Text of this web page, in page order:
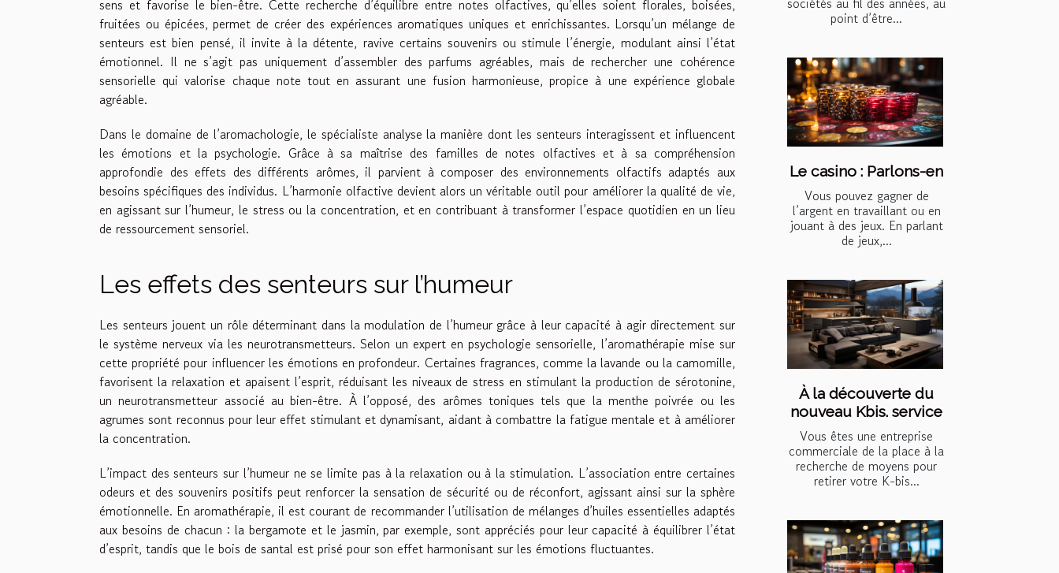
sens et favorise le bien-être. Cette recherche d’équilibre entre notes olfactives, qu’elles soient florales, boisées,
fruitées ou épicées, permet de créer des expériences aromatiques uniques et enrichissantes. Lorsqu’un mélange de
senteurs est bien pensé, il invite à la détente, ravive certains souvenirs ou stimule l’énergie, modulant ainsi l’état
émotionnel. Il ne s’agit pas uniquement d’assembler des parfums agréables, mais de rechercher une cohérence
sensorielle qui valorise chaque note tout en assurant une fusion harmonieuse, propice à une expérience globale
agréable.
Dans le domaine de l’aromachologie, le spécialiste analyse la manière dont les senteurs interagissent et influencent
les émotions et la psychologie. Grâce à sa maîtrise des familles de notes olfactives et à sa compréhension
approfondie des effets des différents arômes, il parvient à composer des environnements olfactifs adaptés aux
besoins spécifiques des individus. L’harmonie olfactive devient alors un véritable outil pour améliorer la qualité de vie,
en agissant sur l’humeur, le stress ou la concentration, et en contribuant à transformer l’espace quotidien en un lieu
de ressourcement sensoriel.
Les effets des senteurs sur l’humeur
Les senteurs jouent un rôle déterminant dans la modulation de l’humeur grâce à leur capacité à agir directement sur
le système nerveux via les neurotransmetteurs. Selon un expert en psychologie sensorielle, l’aromathérapie mise sur
cette propriété pour influencer les émotions en profondeur. Certaines fragrances, comme la lavande ou la camomille,
favorisent la relaxation et apaisent l’esprit, réduisant les niveaux de stress en stimulant la production de sérotonine,
un neurotransmetteur associé au bien-être. À l’opposé, des arômes toniques tels que la menthe poivrée ou les
agrumes sont reconnus pour leur effet stimulant et dynamisant, aidant à combattre la fatigue mentale et à améliorer
la concentration.
L’impact des senteurs sur l’humeur ne se limite pas à la relaxation ou à la stimulation. L’association entre certaines
odeurs et des souvenirs positifs peut renforcer la sensation de sécurité ou de réconfort, agissant ainsi sur la sphère
émotionnelle. En aromathérapie, il est courant de recommander l’utilisation de mélanges d’huiles essentielles adaptés
aux besoins de chacun : la bergamote et le jasmin, par exemple, sont appréciés pour leur capacité à équilibrer l’état
d’esprit, tandis que le bois de santal est prisé pour son effet harmonisant sur les émotions fluctuantes.
point d’être...
Le casino : Parlons-en
Vous pouvez gagner de
l’argent en travaillant ou en
jouant à des jeux. En parlant
de jeux,...
À la découverte du
nouveau Kbis. service
Vous êtes une entreprise
commerciale de la place à la
recherche de moyens pour
retirer votre K-bis...